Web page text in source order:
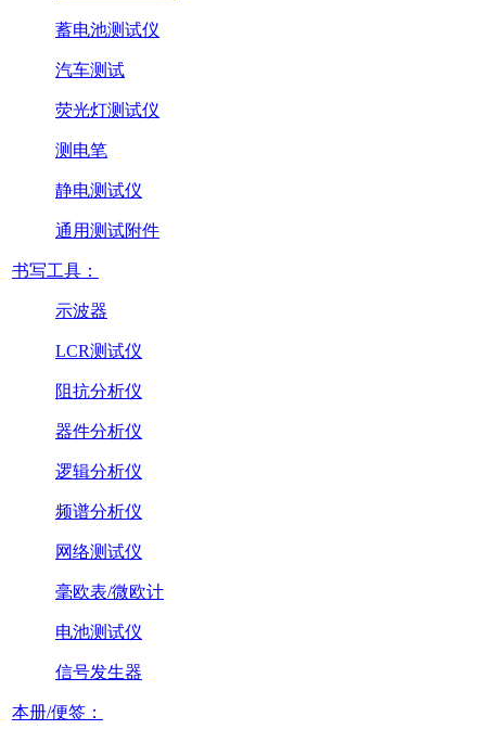
蓄电池测试仪
汽车测试
荧光灯测试仪
测电笔
静电测试仪
通用测试附件
书写工具：
示波器
LCR测试仪
阻抗分析仪
器件分析仪
逻辑分析仪
频谱分析仪
网络测试仪
毫欧表/微欧计
电池测试仪
信号发生器
本册/便签：